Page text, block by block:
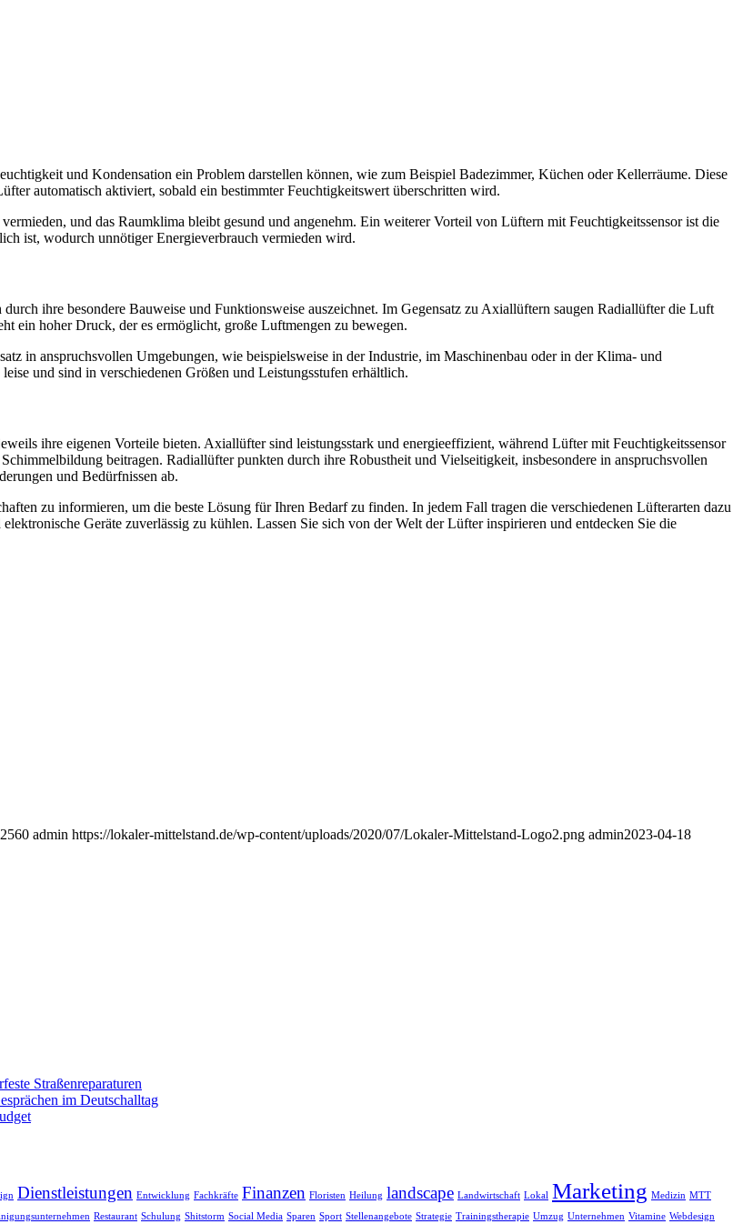
und Kondensation ein Problem darstellen können, wie zum Beispiel Badezimmer, Küchen oder Kellerräume. Diese
automatisch aktiviert, sobald ein bestimmter Feuchtigkeitswert überschritten wird.
und das Raumklima bleibt gesund und angenehm. Ein weiterer Vorteil von Lüftern mit Feuchtigkeitssensor ist die
ist, wodurch unnötiger Energieverbrauch vermieden wird.
ihre besondere Bauweise und Funktionsweise auszeichnet. Im Gegensatz zu Axiallüftern saugen Radiallüfter die Luft
ein hoher Druck, der es ermöglicht, große Luftmengen zu bewegen.
in anspruchsvollen Umgebungen, wie beispielsweise in der Industrie, im Maschinenbau oder in der Klima- und
und sind in verschiedenen Größen und Leistungsstufen erhältlich.
ihre eigenen Vorteile bieten. Axiallüfter sind leistungsstark und energieeffizient, während Lüfter mit Feuchtigkeitssensor
beitragen. Radiallüfter punkten durch ihre Robustheit und Vielseitigkeit, insbesondere in anspruchsvollen
und Bedürfnissen ab.
zu informieren, um die beste Lösung für Ihren Bedarf zu finden. In jedem Fall tragen die verschiedenen Lüfterarten dazu
Geräte zuverlässig zu kühlen. Lassen Sie sich von der Welt der Lüfter inspirieren und entdecken Sie die
2560 admin https://lokaler-mittelstand.de/wp-content/uploads/2020/07/Lokaler-Mittelstand-Logo2.png admin2023-04-18
Straßenreparaturen
im Deutschalltag
Dienstleistungen Entwicklung Fachkräfte Finanzen Floristen Heilung landscape Landwirtschaft Lokal Marketing Medizin MTT
Restaurant Schulung Shitstorm Social Media Sparen Sport Stellenangebote Strategie Trainingstherapie Umzug Unternehmen Vitamine Webdesign